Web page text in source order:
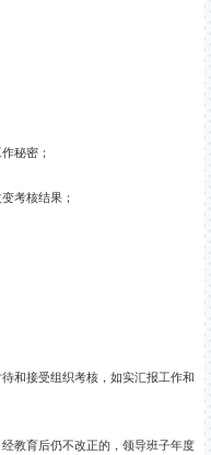
秘密；
考核结果；
接受组织考核，如实汇报工作和
教育后仍不改正的，领导班子年度